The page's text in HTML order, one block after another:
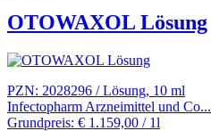
OTOWAXOL Lösung
PZN: 2028296 / Lösung, 10 ml
Infectopharm Arzneimittel und Co...
Grundpreis: € 1.159,00 / 1l